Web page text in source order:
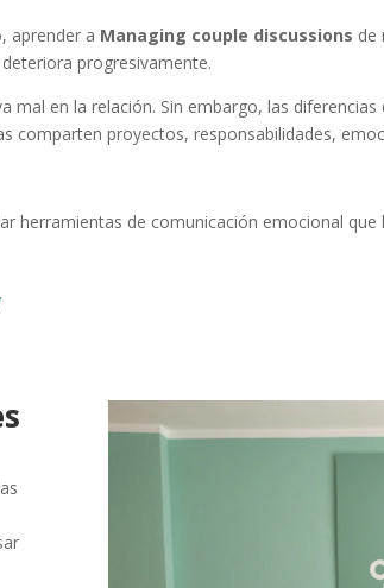
aprender a Managing couple discussions de
progresivamente.
en la relación. Sin embargo, las
proyectos, responsabilidades,
herramientas de comunicación emocional